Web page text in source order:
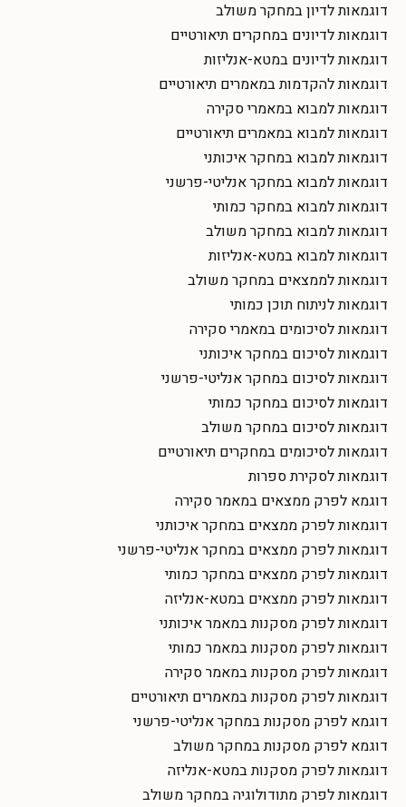
דוגמאות לדיון במחקר משולב
דוגמאות לדיונים במחקרים תיאורטיים
דוגמאות לדיונים במטא-אנליזות
דוגמאות להקדמות במאמרים תיאורטיים
דוגמאות למבוא במאמרי סקירה
דוגמאות למבוא במאמרים תיאורטיים
דוגמאות למבוא במחקר איכותני
דוגמאות למבוא במחקר אנליטי-פרשני
דוגמאות למבוא במחקר כמותי
דוגמאות למבוא במחקר משולב
דוגמאות למבוא במטא-אנליזות
דוגמאות לממצאים במחקר משולב
דוגמאות לניתוח תוכן כמותי
דוגמאות לסיכומים במאמרי סקירה
דוגמאות לסיכום במחקר איכותני
דוגמאות לסיכום במחקר אנליטי-פרשני
דוגמאות לסיכום במחקר כמותי
דוגמאות לסיכום במחקר משולב
דוגמאות לסיכומים במחקרים תיאורטיים
דוגמאות לסקירת ספרות
דוגמא לפרק ממצאים במאמר סקירה
דוגמאות לפרק ממצאים במחקר איכותני
דוגמאות לפרק ממצאים במחקר אנליטי-פרשני
דוגמאות לפרק ממצאים במחקר כמותי
דוגמאות לפרק ממצאים במטא-אנליזה
דוגמאות לפרק מסקנות במאמר איכותני
דוגמאות לפרק מסקנות במאמר כמותי
דוגמאות לפרק מסקנות במאמר סקירה
דוגמאות לפרק מסקנות במאמרים תיאורטיים
דוגמא לפרק מסקנות במחקר אנליטי-פרשני
דוגמא לפרק מסקנות במחקר משולב
דוגמאות לפרק מסקנות במטא-אנליזה
דוגמאות לפרק מתודולוגיה במחקר משולב